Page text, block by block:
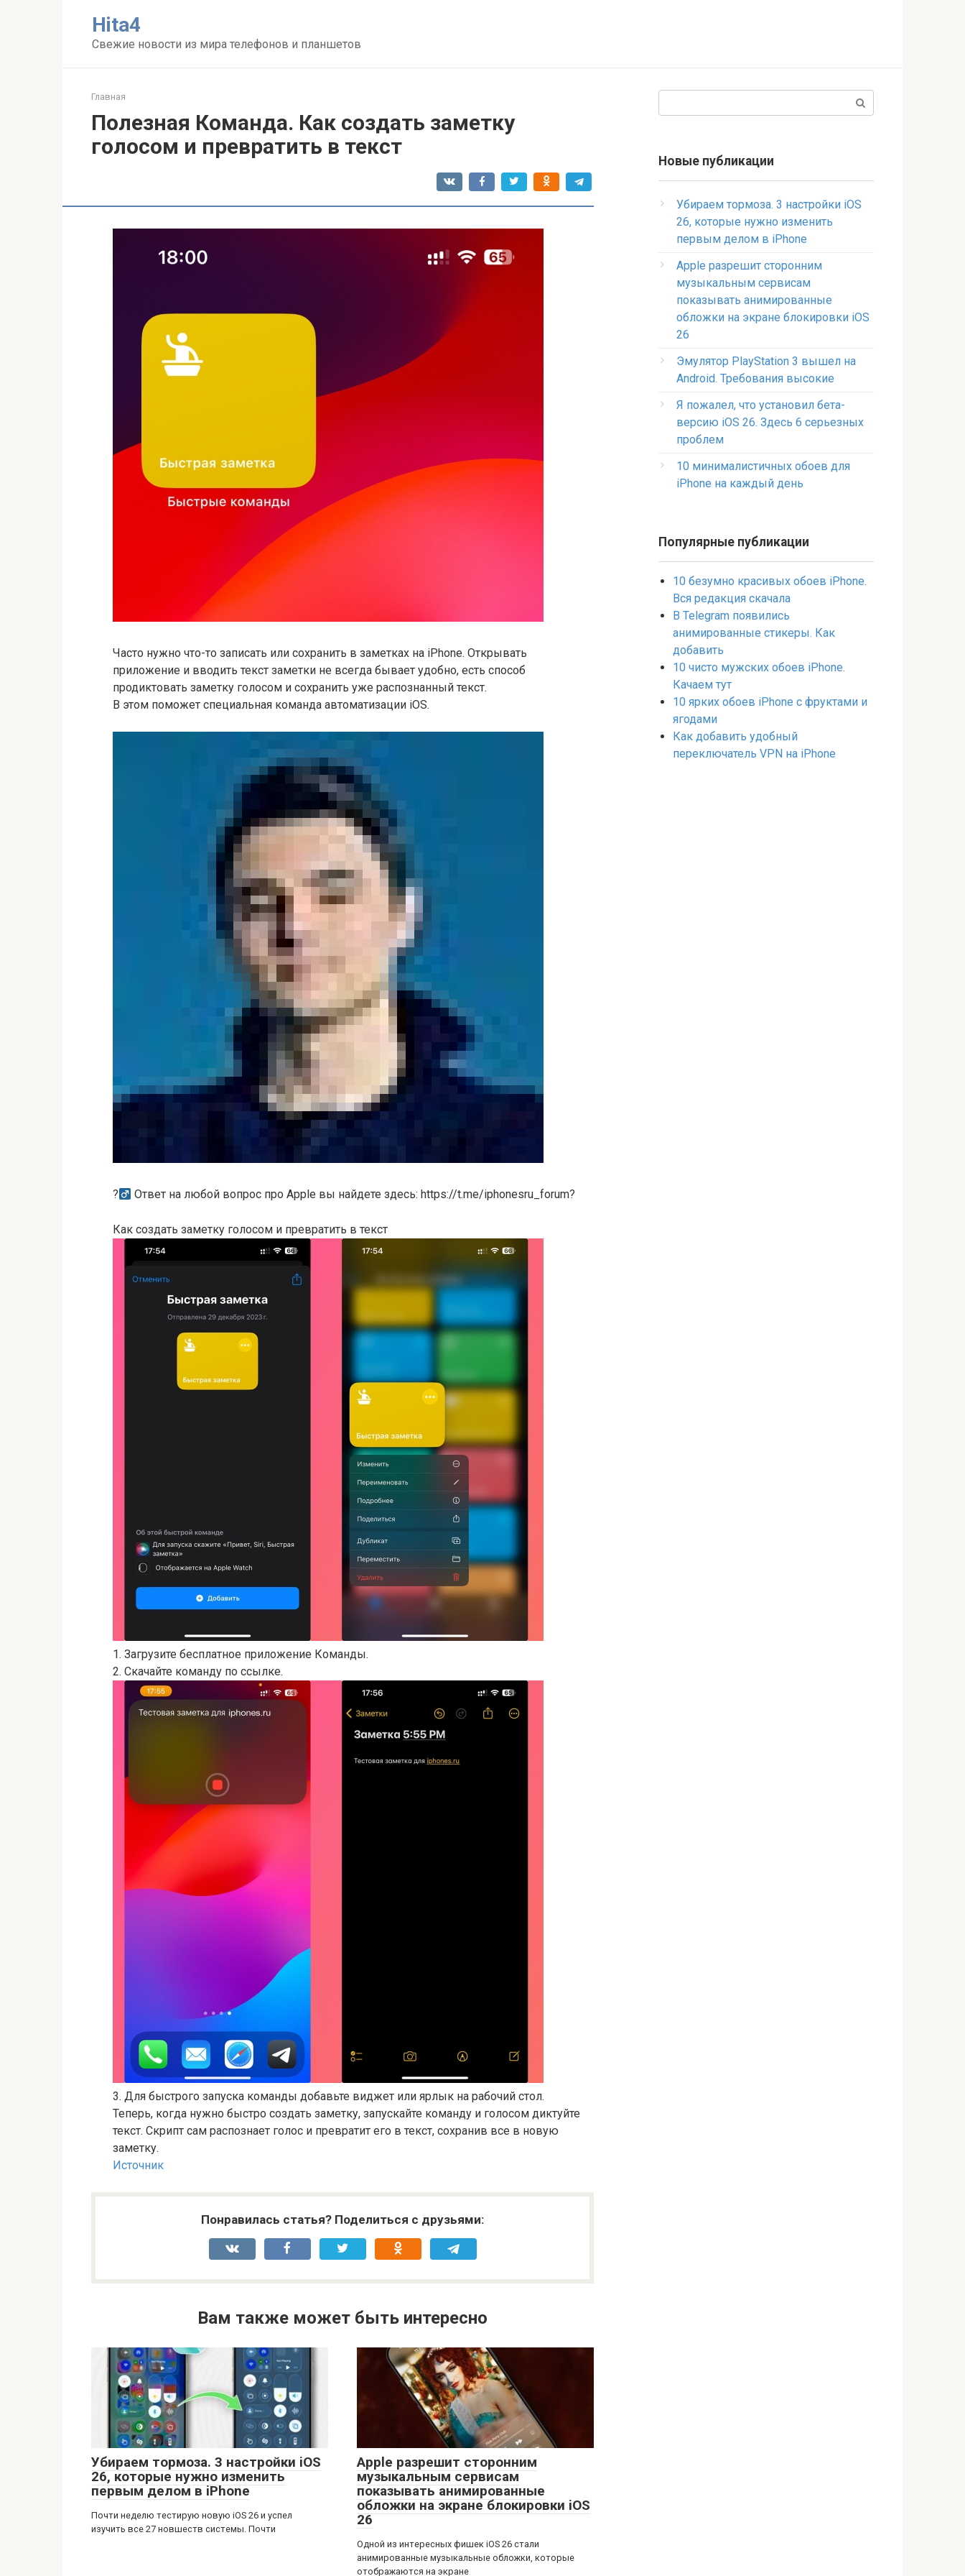
Нita4
Свежие новости из мира телефонов и планшетов
Главная
Полезная Команда. Как создать заметку
голосом и превратить в текст
Часто нужно что-то записать или сохранить в заметках на iPhone. Открывать
приложение и вводить текст заметки не всегда бывает удобно, есть способ
продиктовать заметку голосом и сохранить уже распознанный текст.
В этом поможет специальная команда автоматизации iOS.
?‍ Ответ на любой вопрос про Apple вы найдете здесь: https://t.me/iphonesru_forum?
Как создать заметку голосом и превратить в текст
1. Загрузите бесплатное приложение Команды.
2. Скачайте команду по ссылке.
3. Для быстрого запуска команды добавьте виджет или ярлык на рабочий стол.
Теперь, когда нужно быстро создать заметку, запускайте команду и голосом диктуйте
текст. Скрипт сам распознает голос и превратит его в текст, сохранив все в новую
заметку.
Источник
Понравилась статья? Поделиться с друзьями:
Вам также может быть интересно
Убираем тормоза. 3 настройки iOS
26, которые нужно изменить
первым делом в iPhone
Почти неделю тестирую новую iOS 26 и успел
изучить все 27 новшеств системы. Почти
Apple разрешит сторонним
музыкальным сервисам
показывать анимированные
обложки на экране блокировки iOS
26
Одной из интересных фишек iOS 26 стали
анимированные музыкальные обложки, которые
отображаются на экране
Новые публикации
Убираем тормоза. 3 настройки iOS
26, которые нужно изменить
первым делом в iPhone
Apple разрешит сторонним
музыкальным сервисам
показывать анимированные
обложки на экране блокировки iOS
26
Эмулятор PlayStation 3 вышел на
Android. Требования высокие
Я пожалел, что установил бета-
версию iOS 26. Здесь 6 серьезных
проблем
10 минималистичных обоев для
iPhone на каждый день
Популярные публикации
10 безумно красивых обоев iPhone.
Вся редакция скачала
В Telegram появились
анимированные стикеры. Как
добавить
10 чисто мужских обоев iPhone.
Качаем тут
10 ярких обоев iPhone с фруктами и
ягодами
Как добавить удобный
переключатель VPN на iPhone